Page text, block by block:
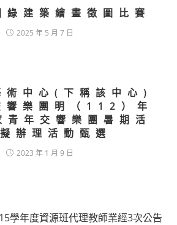
建築繪畫徵圖比賽
2025 年 5 月 7 日
術中心(下稱該中心)
響樂團明（112）年
青年交響樂團暑期活
辦理活動甄選
2023 年 1 月 9 日
學年度資源班代理教師業經3次公告